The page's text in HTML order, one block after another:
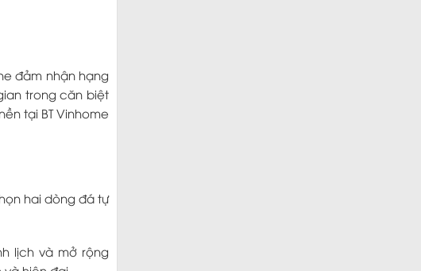
đảm nhận hạng
trong căn biệt
tại BT Vinhome
hai dòng đá tự
lịch và mở rộng